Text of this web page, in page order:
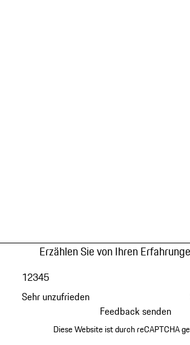
Erzählen Sie von Ihren
Sehr unzufrieden
12345
Feedback senden
Diese Website ist durch reCAPTCHA